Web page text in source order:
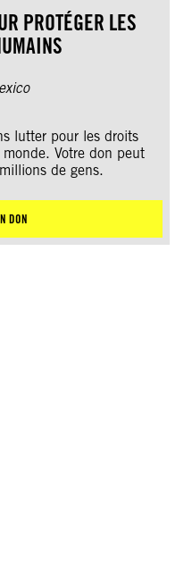
PROTÉGER LES
lutter pour les droits
Votre don peut
de gens.
DON